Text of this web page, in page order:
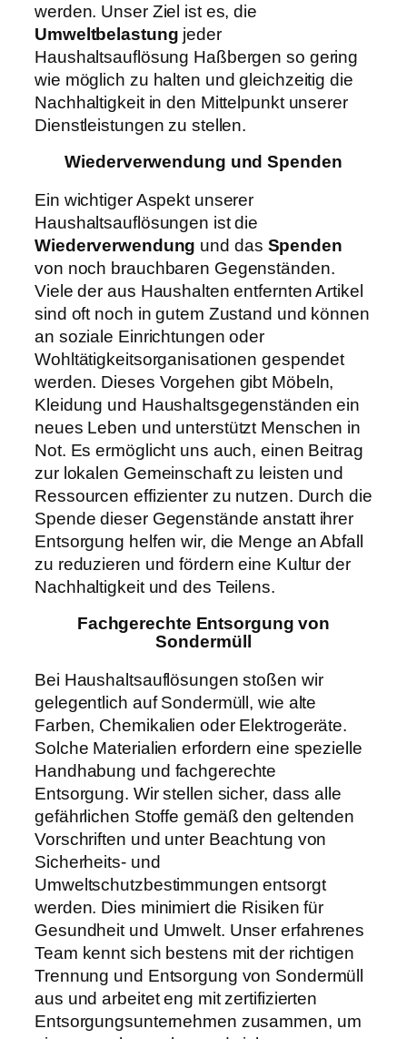
werden. Unser Ziel ist es, die
Umweltbelastung jeder
Haushaltsauflösung Haßbergen so gering
wie möglich zu halten und gleichzeitig die
Nachhaltigkeit in den Mittelpunkt unserer
Dienstleistungen zu stellen.
Wiederverwendung und Spenden
Ein wichtiger Aspekt unserer
Haushaltsauflösungen ist die
Wiederverwendung und das Spenden
von noch brauchbaren Gegenständen.
Viele der aus Haushalten entfernten Artikel
sind oft noch in gutem Zustand und können
an soziale Einrichtungen oder
Wohltätigkeitsorganisationen gespendet
werden. Dieses Vorgehen gibt Möbeln,
Kleidung und Haushaltsgegenständen ein
neues Leben und unterstützt Menschen in
Not. Es ermöglicht uns auch, einen Beitrag
zur lokalen Gemeinschaft zu leisten und
Ressourcen effizienter zu nutzen. Durch die
Spende dieser Gegenstände anstatt ihrer
Entsorgung helfen wir, die Menge an Abfall
zu reduzieren und fördern eine Kultur der
Nachhaltigkeit und des Teilens.
Fachgerechte Entsorgung von
Sondermüll
Bei Haushaltsauflösungen stoßen wir
gelegentlich auf Sondermüll, wie alte
Farben, Chemikalien oder Elektrogeräte.
Solche Materialien erfordern eine spezielle
Handhabung und fachgerechte
Entsorgung. Wir stellen sicher, dass alle
gefährlichen Stoffe gemäß den geltenden
Vorschriften und unter Beachtung von
Sicherheits- und
Umweltschutzbestimmungen entsorgt
werden. Dies minimiert die Risiken für
Gesundheit und Umwelt. Unser erfahrenes
Team kennt sich bestens mit der richtigen
Trennung und Entsorgung von Sondermüll
aus und arbeitet eng mit zertifizierten
Entsorgungsunternehmen zusammen, um